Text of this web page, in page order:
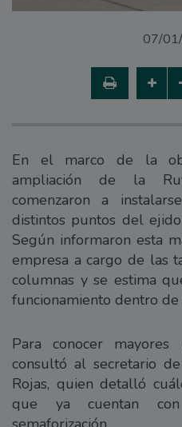
07/
En el marco de la
ampliación de la
comenzaron a
distintos puntos del
Según informaron esta
empresa a cargo de las
columnas y se estima
funcionamiento dentro de
Para conocer mayores
consultó al secretario
Rojas, quien detalló
que ya cuentan